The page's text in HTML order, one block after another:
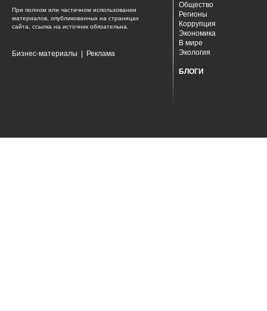
При полном или частичном использовании
материалов, опубликованных на страницах
сайта, ссылка на источник обязательна.
Бизнес-материалы Реклама
Общество
Регионы
Коррупция
Экономика
В мире
Экология
БЛОГИ